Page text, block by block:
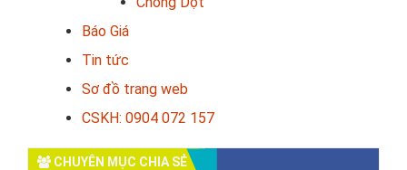
Báo Giá
Tin tức
Sơ đồ trang web
CSKH: 0904 072 157
CHUYÊN MỤC CHIA SẺ